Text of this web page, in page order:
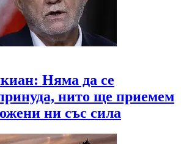
Няма да се
нито ще приемем
ни със сила